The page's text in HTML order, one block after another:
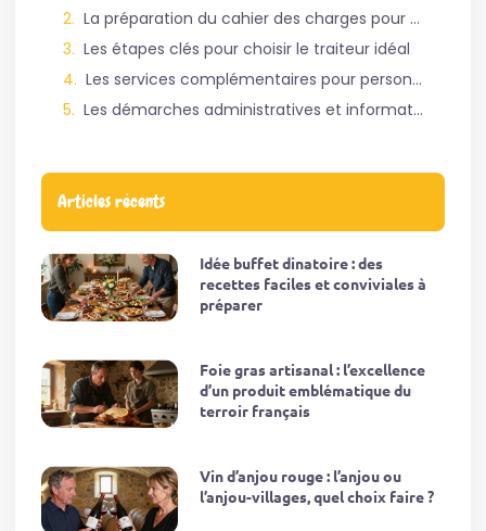
La préparation du cahier des charges pour un événement réussi
Les étapes clés pour choisir le traiteur idéal
Les services complémentaires pour personnaliser l’événement
Les démarches administratives et informatives
Articles récents
Idée buffet dinatoire : des
recettes faciles et conviviales à
préparer
Foie gras artisanal : l’excellence
d’un produit emblématique du
terroir français
Vin d’anjou rouge : l’anjou ou
l’anjou-villages, quel choix faire ?